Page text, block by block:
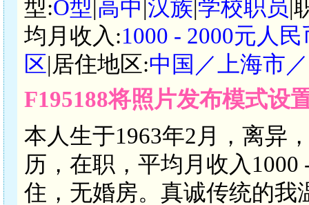
型:O型 高中 汉族 学校职员 |
均月收入:1000 - 2000元人民
区|居住地区:中国／上海市
F195188将照片发布模式设
本人生于1963年2月，离异
历，在职，平均月收入
住，无婚房。真诚传统的我